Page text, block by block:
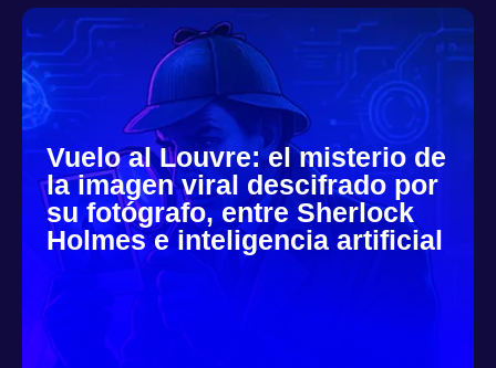
Vuelo al Louvre: el misterio de
la imagen viral descifrado por
su fotógrafo, entre Sherlock
Holmes e inteligencia artificial